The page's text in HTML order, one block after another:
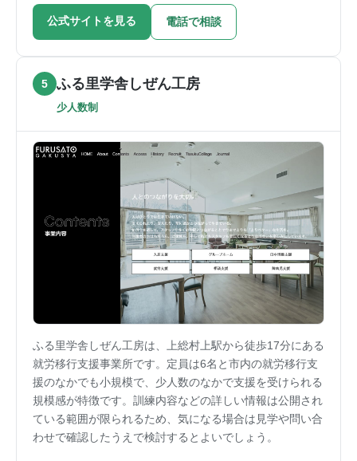
公式サイトを見る 電話で相談
5 ふる里学舎しぜん工房
少人数制
ふる里学舎しぜん工房は、上総村上駅から徒歩17分にある
就労移行支援事業所です。定員は6名と市内の就労移行支
援のなかでも小規模で、少人数のなかで支援を受けられる
規模感が特徴です。訓練内容などの詳しい情報は公開され
ている範囲が限られるため、気になる場合は見学や問い合
わせで確認したうえで検討するとよいでしょう。